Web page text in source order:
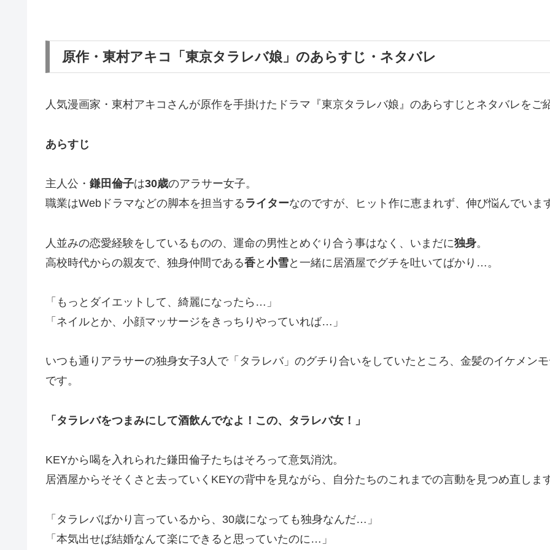
原作・東村アキコ「東京タラレバ娘」のあらすじ・ネタバレ
人気漫画家・東村アキコさんが原作を手掛けたドラマ『東京タラレバ娘』のあらすじとネタバレをご
あらすじ
主人公・ 鎌田倫子は30歳のアラサー女子。
職業はWebドラマなどの脚本を担当する ライターなのですが、ヒット作に恵まれず、伸び悩んでいま
人並みの恋愛経験をしているものの、運命の男性とめぐり合う事はなく、いまだに独身。
高校時代からの親友で、独身仲間である香と 小雪と一緒に居酒屋でグチを吐いてばかり…。
「もっとダイエットして、綺麗になったら…」
「ネイルとか、小顔マッサージをきっちりやっていれば…」
いつも通りアラサーの独身女子3人で「タラレバ」のグチり合いをしていたところ、金髪のイケメンモ
です。
「タラレバをつまみにして酒飲んでなよ！この、タラレバ女！」
KEYから喝を入れられた鎌田倫子たちはそろって意気消沈。
居酒屋からそそくさと去っていくKEYの背中を見ながら、自分たちのこれまでの言動を見つめ直します
「タラレバばかり言っているから、30歳になっても独身なんだ…」
「本気出せば結婚なんて楽にできると思っていたのに…」